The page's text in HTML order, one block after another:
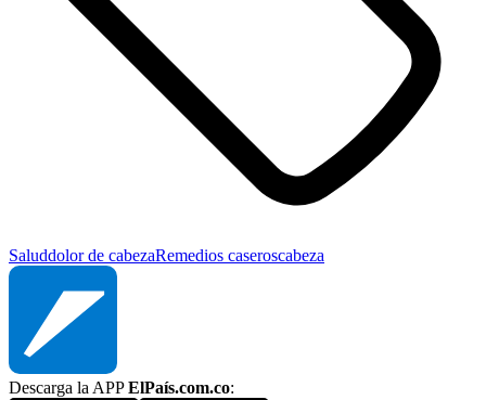
Saluddolor de cabezaRemedios caseroscabeza
Descarga la APPElPaís.com.co: